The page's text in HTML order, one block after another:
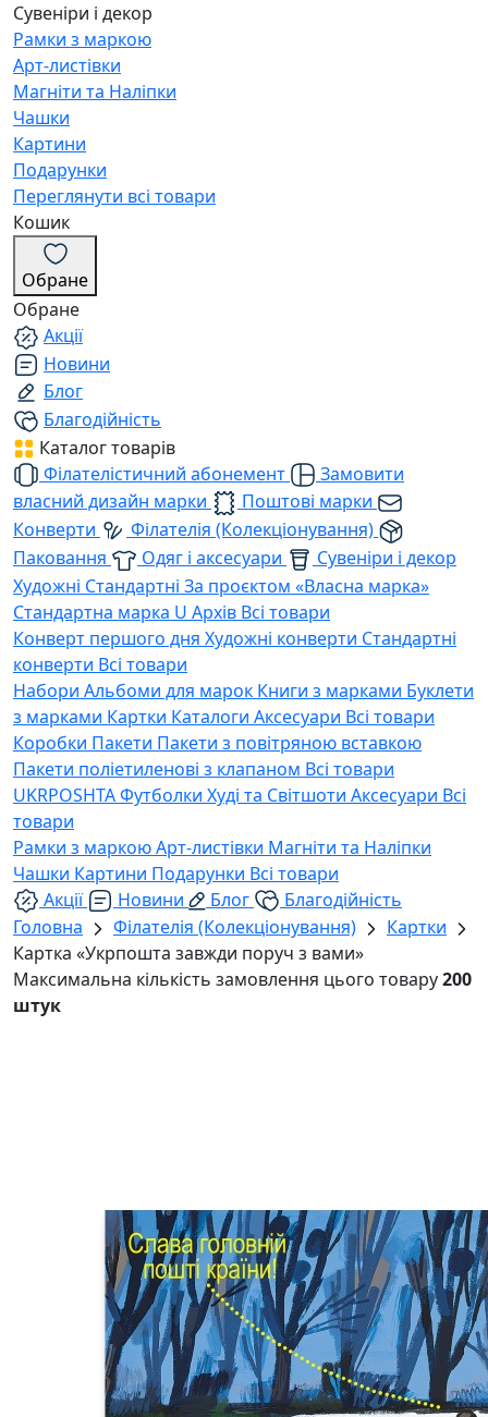
Сувеніри і декор
Рамки з маркою
Арт-листівки
Магніти та Наліпки
Чашки
Картини
Подарунки
Переглянути всі товари
Кошик
Обране
Обране
Акції
Новини
Блог
Благодійність
Каталог товарів
Філателістичний абонемент
Замовити
власний дизайн марки
Поштові марки
Конверти
Філателія (Колекціонування)
Паковання
Одяг і аксесуари
Сувеніри і декор
Художні Стандартні За проєктом «Власна марка»
Стандартна марка U Архів Всі товари
Конверт першого дня Художні конверти Стандартні
конверти Всі товари
Набори Альбоми для марок Книги з марками Буклети
з марками Картки Каталоги Аксесуари Всі товари
Коробки Пакети Пакети з повітряною вставкою
Пакети поліетиленові з клапаном Всі товари
UKRPOSHTAФутболки Худі та Світшоти Аксесуари Всі
товари
Рамки з маркоюАрт-листівки Магніти та Наліпки
Чашки Картини Подарунки Всі товари
Акції
Новини Блог
Благодійність
Головна
Філателія (Колекціонування)
Картки
Картка «Укрпошта завжди поруч з вами»
Максимальна кількість замовлення цього товару200
штук